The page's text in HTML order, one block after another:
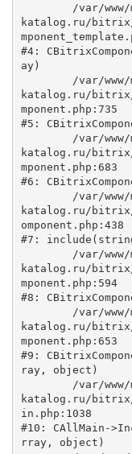
katalog.ru/bitrix/
#4:
ay)
katalog.ru/bitrix/
mponent.php:735
#5:
katalog.ru/bitrix/
mponent.php:683
#6:
katalog.ru/
omponent.php:438
#7:
katalog.ru/bitrix/
mponent.php:594
#8:
katalog.ru/bitrix/
mponent.php:653
#9:
ray, object)
katalog.ru/bitrix/
in.php:1038
#10: CAllMain-
rray, object)